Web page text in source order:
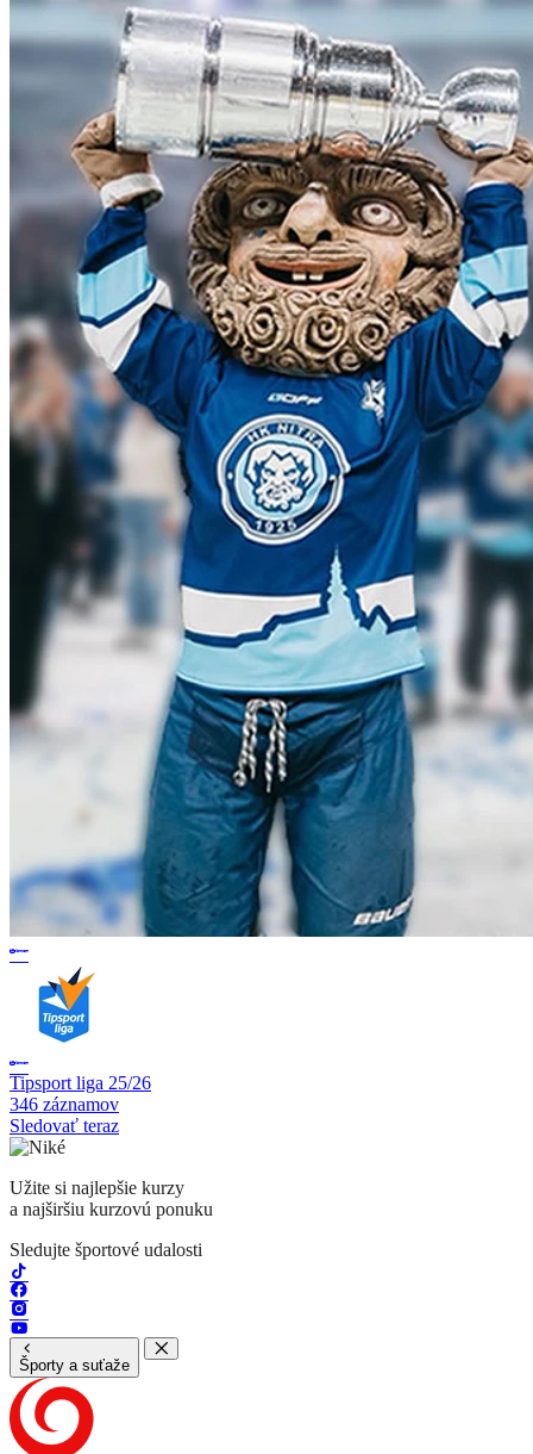
Tipsport liga 25/26
346 záznamov
Sledovať teraz
Užite si najlepšie kurzy
a najširšiu kurzovú ponuku
Sledujte športové udalosti
Športy a suťaže